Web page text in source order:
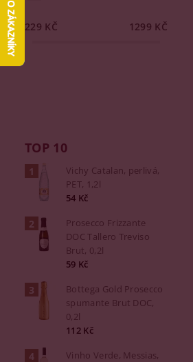
229 KČ 1299 KČ
TOP 10
Vichy Catalan, perlivá,
PET, 1,2l
54 Kč
Prosecco Frizzante
DOC Tallero Treviso
Brut, 0,2l
59 Kč
Bottega Gold Prosecco
spumante Brut DOC,
0,2l
112 Kč
Vinho Verde, Messias,